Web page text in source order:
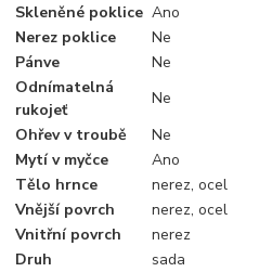
Skleněné poklice Ano
Nerez poklice
Ne
Pánve
Ne
Odnímatelná
rukojeť
Ne
Ohřev v troubě
Ne
Mytí v myčce
Ano
Tělo hrnce
nerez, ocel
Vnější povrch
nerez, ocel
Vnitřní povrch
nerez
Druh
sada